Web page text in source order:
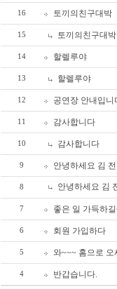
16 토끼의친구대박
15 토끼의친구대박
14 할렐루야
13 할렐루야
12 공연장 안내입니
11 감사합니다
10 감사합니다
9 안녕하세요 김
8 안녕하세요 김
7 좋은 일 가득하
6 회원 가입하다
5 와~~~ 홈으로 오
4 반갑습니다.